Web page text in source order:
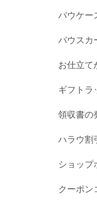
パウケー
パウスカ
お仕立て
ギフトラ
領収書の
ハラウ割
ショップ
クーポン